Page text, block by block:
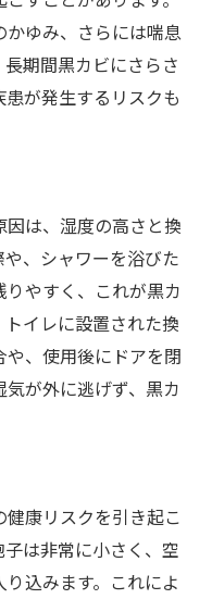
かゆみ、さらには喘息
期間黒カビにさらさ
が発生するリスクも
因は、湿度の高さと換
、シャワーを浴びた
やすく、これが黒カ
イレに設置された換
、使用後にドアを閉
が外に逃げず、黒カ
康リスクを引き起こ
は非常に小さく、空
込みます。これによ